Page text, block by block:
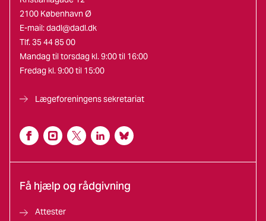
2100 København Ø
E-mail:dadl@dadl.dk
Tlf. 35 44 85 00
Mandag til torsdag kl. 9:00 til 16:00
Fredag kl. 9:00 til 15:00
Lægeforeningens sekretariat
Få hjælp og rådgivning
Attester